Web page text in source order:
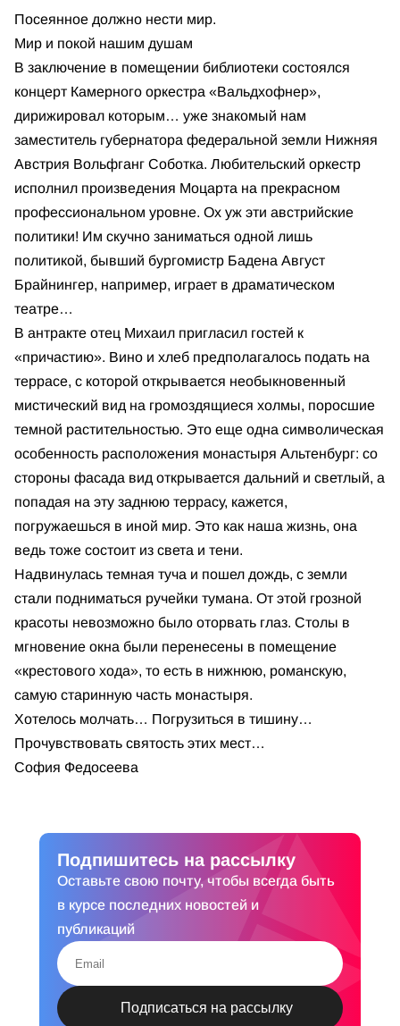
Посеянное должно нести мир.
Мир и покой нашим душам
В заключение в помещении библиотеки состоялся
концерт Камерного оркестра «Вальдхофнер»,
дирижировал которым… уже знакомый нам
заместитель губернатора федеральной земли Нижняя
Австрия Вольфганг Соботка. Любительский оркестр
исполнил произведения Моцарта на прекрасном
профессиональном уровне. Ох уж эти австрийские
политики! Им скучно заниматься одной лишь
политикой, бывший бургомистр Бадена Август
Брайнингер, например, играет в драматическом
театре…
В антракте отец Михаил пригласил гостей к
«причастию». Вино и хлеб предполагалось подать на
террасе, с которой открывается необыкновенный
мистический вид на громоздящиеся холмы, поросшие
темной растительностью. Это еще одна символическая
особенность расположения монастыря Альтенбург: со
стороны фасада вид открывается дальний и светлый, а
попадая на эту заднюю террасу, кажется,
погружаешься в иной мир. Это как наша жизнь, она
ведь тоже состоит из света и тени.
Надвинулась темная туча и пошел дождь, с земли
стали подниматься ручейки тумана. От этой грозной
красоты невозможно было оторвать глаз. Столы в
мгновение окна были перенесены в помещение
«крестового хода», то есть в нижнюю, романскую,
самую старинную часть монастыря.
Хотелось молчать… Погрузиться в тишину…
Прочувствовать святость этих мест…
София Федосеева
Подпишитесь на рассылку
Оставьте свою почту, чтобы всегда быть
в курсе последних новостей и
публикаций